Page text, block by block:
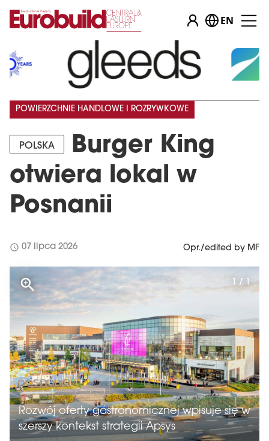
EN
POLSKA
Burger King
otwiera lokal w
Posnanii
POWIERZCHNIE HANDLOWE I ROZRYWKOWE
schedule 07 lipca 2026 Opr./edited by MF
Rozwój oferty gastronomicznej wpisuje się w
szerszy kontekst strategii Apsys
1 / 1